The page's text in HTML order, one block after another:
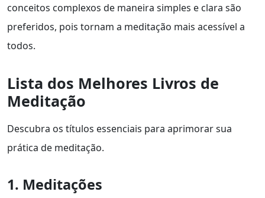
conceitos complexos de maneira simples e clara são
preferidos, pois tornam a meditação mais acessível a
todos.
Lista dos Melhores Livros de
Meditação
Descubra os títulos essenciais para aprimorar sua
prática de meditação.
1. Meditações